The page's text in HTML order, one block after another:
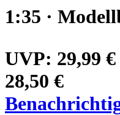
1:35 ·
UVP: 29,99 €
28,50 €